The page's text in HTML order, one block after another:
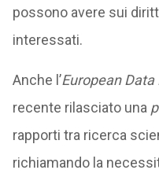
possono avere sui
interessati.
Anche l’European
recente rilasciato una
rapporti tra ricerca
richiamando la